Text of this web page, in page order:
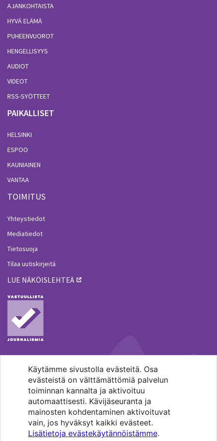
Käytämme sivustolla evästeitä. Osa
evästeistä on välttämättömiä palvelun
toiminnan kannalta ja aktivoituu
automaattisesti. Kävijäseuranta ja
mainosten kohdentaminen aktivoituvat
vain, jos hyväksyt kaikki evästeet.
Lisätietoja evästekäytännöistämme.
AJANKOHTAISTA
HYVÄ ELÄMÄ
PUHEENVUOROT
HENGELLISYYS
AUDIOT
VIDEOT
RSS-SYÖTTEET
PAIKALLISET
HELSINKI
ESPOO
KAUNIAINEN
VANTAA
TOIMITUS
Yhteystiedot
Mediatiedot
Tietosuoja
Tilaa uutiskirjeitä
LUE NÄKÖISLEHTEÄ
MENOHAKU
Pääkaupunkiseudun evankelis-